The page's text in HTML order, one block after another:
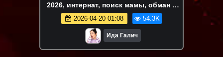
2026, интернат, поиск мамы, обман и
просьба к президенту.
2026-04-20 01:08 54.3K
Ида Галич